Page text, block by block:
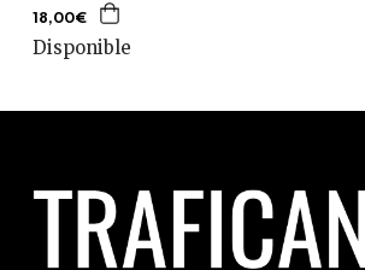
18,00€
Disponible